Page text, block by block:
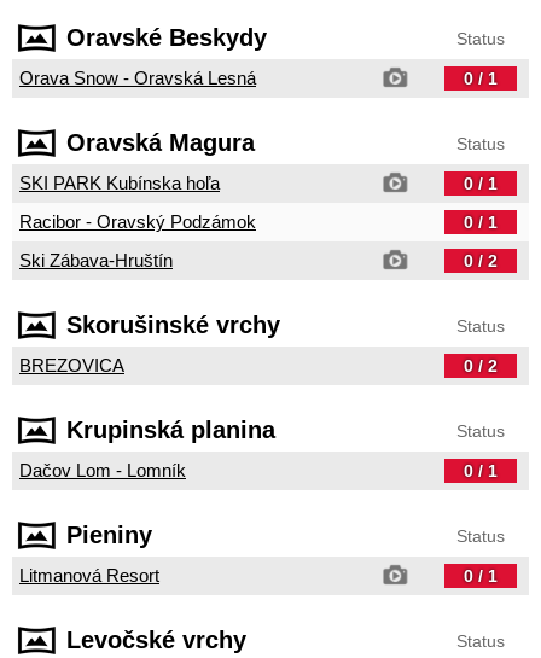
Oravské Beskydy Status
Orava Snow - Oravská Lesná 0 / 1
Oravská Magura Status
SKI PARK Kubínska hoľa 0 / 1
Racibor - Oravský Podzámok 0 / 1
Ski Zábava-Hruštín 0 / 2
Skorušinské vrchy Status
BREZOVICA 0 / 2
Krupinská planina Status
Dačov Lom - Lomník 0 / 1
Pieniny Status
Litmanová Resort 0 / 1
Levočské vrchy Status